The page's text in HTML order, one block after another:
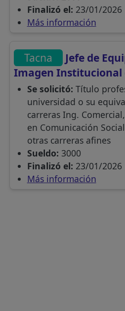
Finalizó el: 23/01/2026
Más información
Tacna
Jefe de
Imagen
Se solicitó: Título
universidad o su
carreras Ing.
en Comunicación
otras carreras afines
Sueldo: 3000
Finalizó el: 23/01/2026
Más información